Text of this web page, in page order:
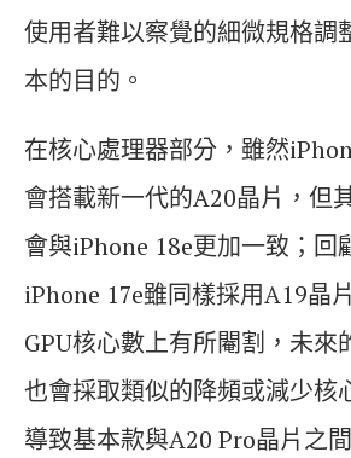
使用者難以察覺的細微規格調
本的目的。
在核心處理器部分，雖然
會搭載新一代的A20晶片，但
會與iPhone 18e更加一致；回
iPhone 17e雖同樣採用A19晶
GPU核心數上有所閹割，未來
也會採取類似的降頻或減少核
導致基本款與A20 Pro晶片之